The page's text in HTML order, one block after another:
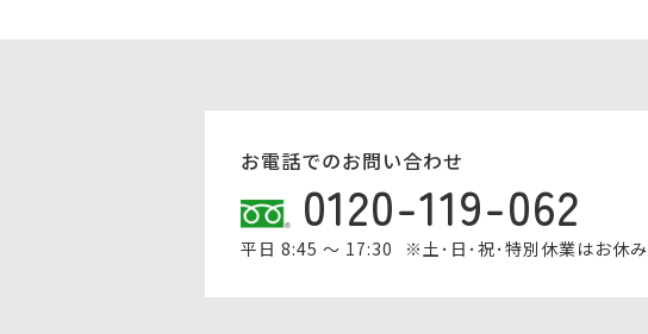
お電話でのお問い合わせ
0120-119-062
平日 8:45 ～ 17:30 ※土･日･祝･特別休業はお休み